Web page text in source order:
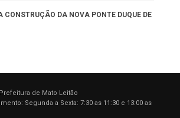
CONSTRUÇÃO DA NOVA PONTE DUQUE DE
de Mato Leitão
Segunda a Sexta: 7:30 as 11:30 e 13:00 as